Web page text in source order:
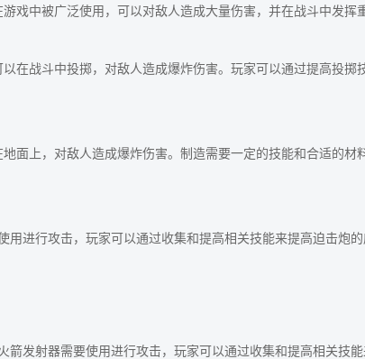
戏中被广泛使用，可以对敌人造成大量伤害，并在战斗中发挥
在战斗中投掷，对敌人造成爆炸伤害。玩家可以通过提高投掷
面上，对敌人造成爆炸伤害。制造需要一定的技能和合适的
进行攻击，玩家可以通过收集和提高相关技能来提高迫击炮
发射器需要使用进行攻击，玩家可以通过收集和提高相关技